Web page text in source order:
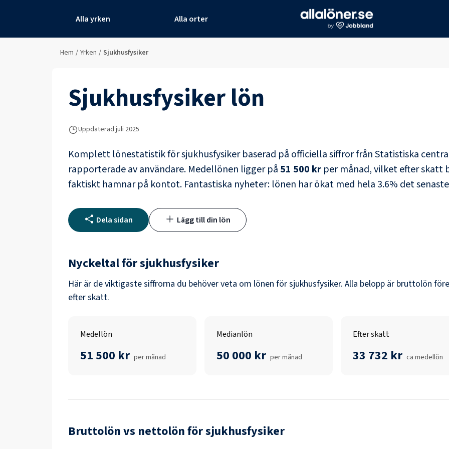
Alla yrken Alla orter
Hem / Yrken / Sjukhusfysiker
Sjukhusfysikerlön
Uppdaterad juli 2025
Komplett lönestatistik försjukhusfysikerbaserad på officiella siffror från Statistiska
rapporterade av användare. Medellönen ligger på 51 500 kr per månad, vilket efter skatt
faktiskt hamnar på kontot. Fantastiska nyheter: lönen har ökat med hela 3.6% det
Dela sidan Lägg till din lön
Nyckeltal försjukhusfysiker
Här är de viktigaste siffrorna du behöver veta om lönen försjukhusfysiker. Alla belopp är bruttolön
efter skatt.
Medellön
51 500 kr per månad
Medianlön
50 000 kr per månad
Efter skatt
33 732 kr ca medellön
Bruttolön vs nettolön försjukhusfysiker